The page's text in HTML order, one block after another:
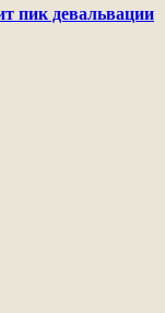
пик девальвации